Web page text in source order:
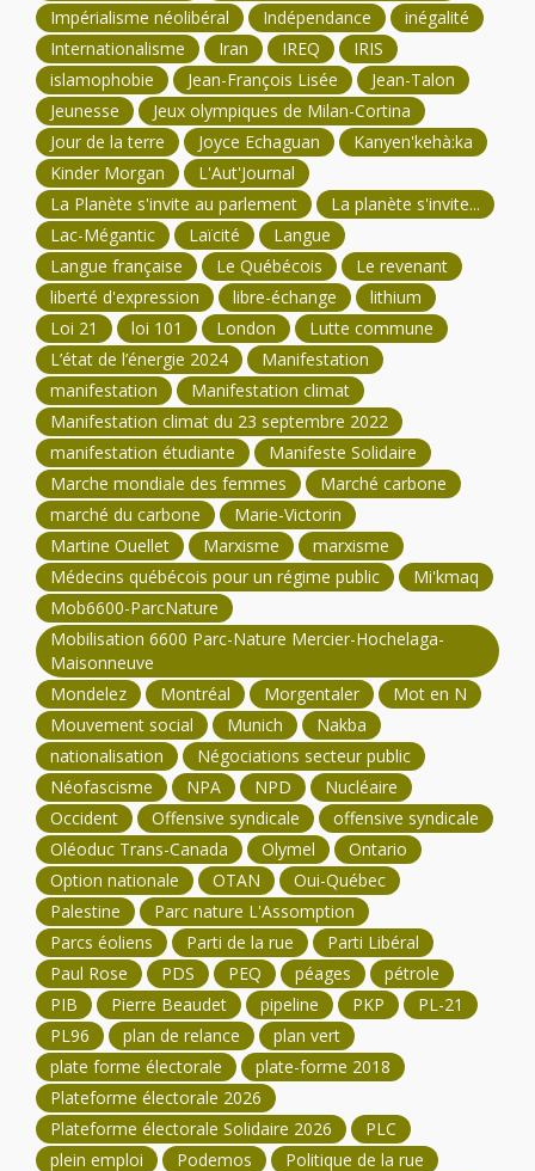
Impérialisme néolibéral
Indépendance
inégalité
Internationalisme
Iran IREQ
IRIS
islamophobie
Jean-François Lisée
Jean-Talon
Jeunesse
Jeux olympiques de Milan-Cortina
Jour de la terre
Joyce Echaguan
Kanyen'kehà:ka
Kinder Morgan
L'Aut'Journal
La Planète s'invite au parlement
La planète s'invite...
Lac-Mégantic
Laïcité
Langue
Langue française
Le Québécois
Le revenant
liberté d'expression
libre-échange
lithium
Loi 21
loi 101 London
Lutte commune
L’état de l’énergie 2024
Manifestation
manifestation
Manifestation climat
Manifestation climat du 23 septembre 2022
manifestation étudiante
Manifeste Solidaire
Marche mondiale des femmes
Marché carbone
marché du carbone
Marie-Victorin
Martine Ouellet
Marxisme
marxisme
Médecins québécois pour un régime public
Mi'kmaq
Mob6600-ParcNature
Mobilisation 6600 Parc-Nature Mercier-Hochelaga-
Maisonneuve
Mondelez
Montréal Morgentaler
Mot en N
Mouvement social
Munich
Nakba
nationalisation
Négociations secteur public
Néofascisme
NPA NPD
Nucléaire
Occident
Offensive syndicale
offensive syndicale
Oléoduc Trans-Canada
Olymel
Ontario
Option nationale
OTAN
Oui-Québec
Palestine
Parc nature L'Assomption
Parcs éoliens
Parti de la rue
Parti Libéral
Paul Rose
PDS PEQ péages
pétrole
PIB
Pierre Beaudet pipeline PKP
PL-21
PL96
plan de relance
plan vert
plate forme électorale
plate-forme 2018
Plateforme électorale 2026
Plateforme électorale Solidaire 2026
PLC
plein emploi
Podemos
Politique de la rue